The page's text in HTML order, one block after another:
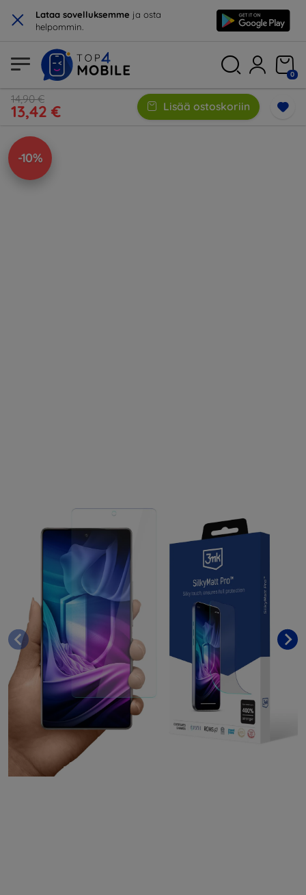
× Lataa sovelluksemme ja osta
helpommin.
0
14,90 €
13,42 € Lisää ostoskoriin
-10%